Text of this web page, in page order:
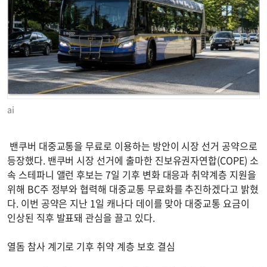
ai
밴쿠버 대중교통을 무료로 이용하는 방안이 시장 선거 공약으로
등장했다. 밴쿠버 시장 선거에 출마한 진보유권자연합(COPE) 소
속 스테파니 앨런 후보는 7일 기후 변화 대응과 취약계층 지원을
위해 BC주 정부와 협력해 대중교통 무료화를 추진하겠다고 밝혔
다. 이번 공약은 지난 1일 캐나다 데이를 맞아 대중교통 요금이
인상된 직후 발표돼 관심을 끌고 있다.
열돔 참사 계기로 기후 취약 계층 보호 결심